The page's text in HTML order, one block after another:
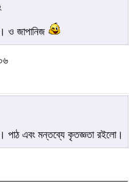
ও জাপানিজ
পাঠ এবং মন্তব্যে কৃতজ্ঞতা রইলো।